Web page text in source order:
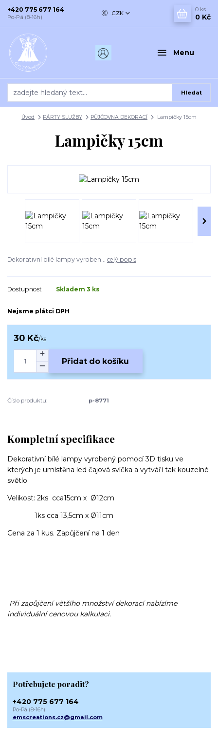
Menu
CZK
Hledat
+420 775 677 164
Po-Pá (8-16h)
0 ks
0 Kč
Úvod PÁRTY SLUŽBY PŮJČOVNA DEKORACÍ Lampičky 15cm
Lampičky 15cm
Dekorativní bílé lampy vyroben... celý popis
Dostupnost Skladem 3 ks
Nejsme plátci DPH
30 Kč/ks
Přidat do košíku
Číslo produktu: p-8771
Kompletní specifikace
Dekorativní bílé lampy vyrobený pomocí 3D tisku ve
kterých je umístěna led čajová svíčka a vytváří tak kouzelné
světlo
Velikost: 2ks cca15cm x Ø12cm
1ks cca 13,5cm x Ø11cm
Cena za 1 kus. Zapůjčení na 1 den
Při zapůjčení většího množství dekorací nabízíme
individuální cenovou kalkulaci.
Potřebujete poradit?
+420 775 677 164
Po-Pá (8-16h)
emscreations.cz@gmail.com